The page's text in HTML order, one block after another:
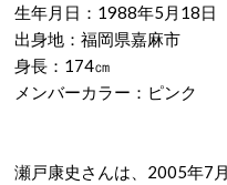
生年月日：1988年5月18日
出身地：福岡県嘉麻市
身長：174㎝
メンバーカラー：ピンク
瀬戸康史さんは、2005年7